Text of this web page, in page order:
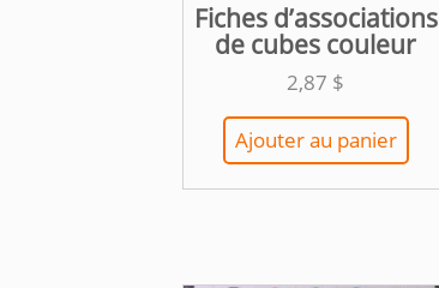
Fiches d’associations
de cubes couleur
2,87 $
Ajouter au panier